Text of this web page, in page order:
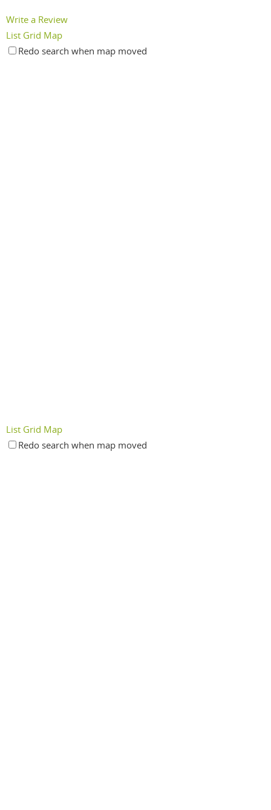
Write a Review
List Grid Map
Redo search when map moved
List Grid Map
Redo search when map moved